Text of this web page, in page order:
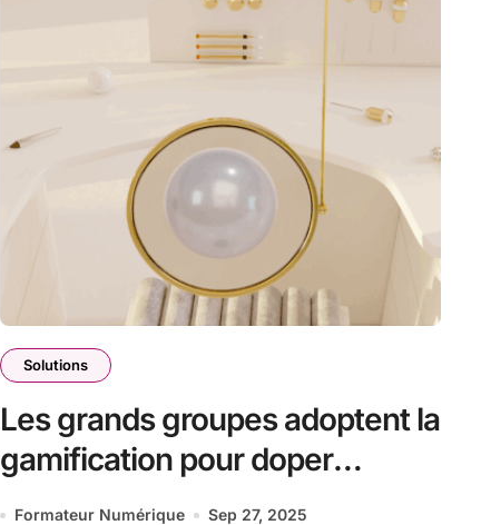
Solutions
Les grands groupes adoptent la
gamification pour doper
l’engagement des
Formateur Numérique Sep 27, 2025